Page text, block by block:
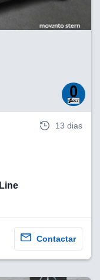
13 dias
Contactar